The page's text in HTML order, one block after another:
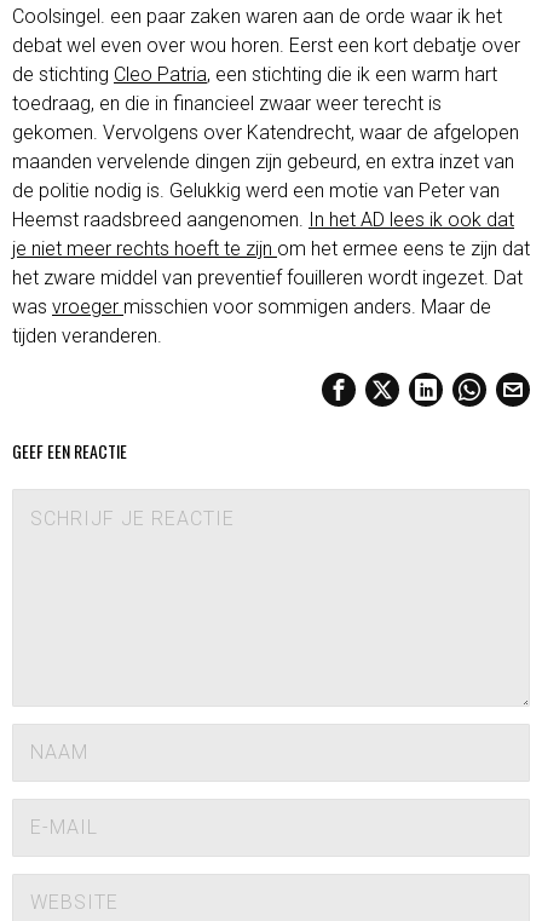
Coolsingel. een paar zaken waren aan de orde waar ik het
debat wel even over wou horen. Eerst een kort debatje over
de stichting Cleo Patria, een stichting die ik een warm hart
toedraag, en die in financieel zwaar weer terecht is
gekomen. Vervolgens over Katendrecht, waar de afgelopen
maanden vervelende dingen zijn gebeurd, en extra inzet van
de politie nodig is. Gelukkig werd een motie van Peter van
Heemst raadsbreed aangenomen. In het AD lees ik ook dat
je niet meer rechts hoeft te zijn om het ermee eens te zijn dat
het zware middel van preventief fouilleren wordt ingezet. Dat
was vroeger misschien voor sommigen anders. Maar de
tijden veranderen.
GEEF EEN REACTIE